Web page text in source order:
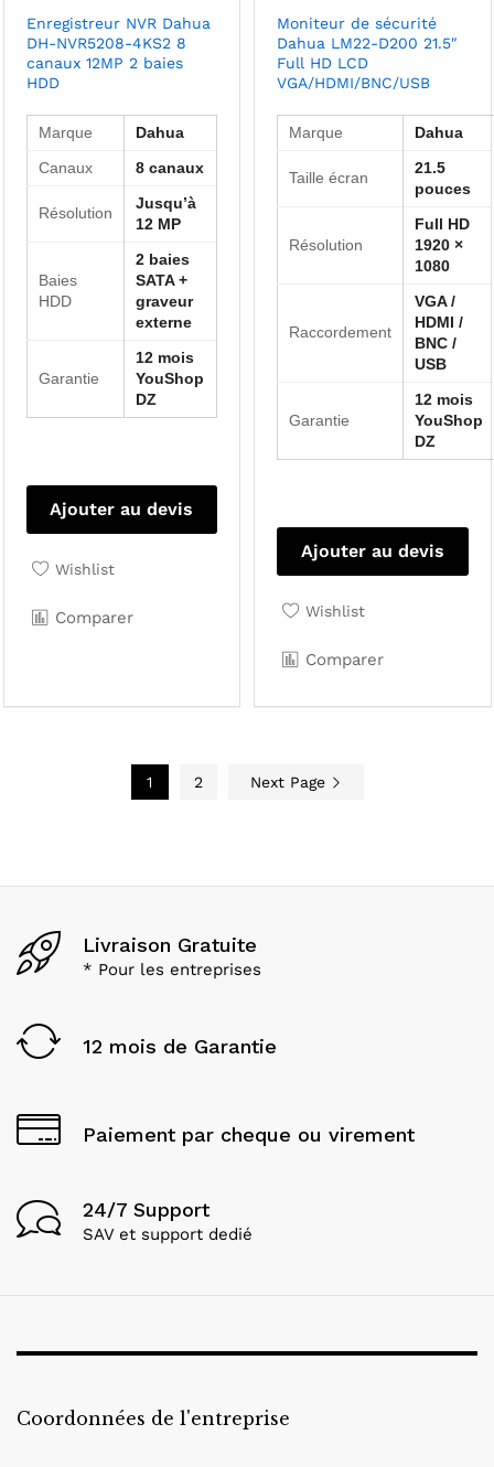
Enregistreur NVR Dahua
DH-NVR5208-4KS2 8
canaux 12MP 2 baies
HDD
Marque
Dahua
Canaux
8 canaux
Résolution
Jusqu’à
12 MP
Baies
HDD
2 baies
SATA +
graveur
externe
Garantie
12 mois
YouShop
DZ
Ajouter au devis
Wishlist
Comparer
Moniteur de sécurité
Dahua LM22-D200 21.5″
Full HD LCD
VGA/HDMI/BNC/USB
Marque Dahua
Taille écran
21.5
pouces
Résolution
Full HD
1920 ×
1080
Raccordement
VGA /
HDMI /
BNC /
USB
Garantie
12 mois
YouShop
DZ
Ajouter au devis
Wishlist
Comparer
1 2 Next Page
Livraison Gratuite
* Pour les entreprises
12 mois de Garantie
Paiement par cheque ou virement
24/7 Support
SAV et support dedié
Coordonnées de l'entreprise